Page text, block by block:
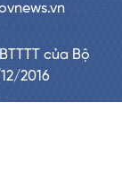
của Bộ
2016